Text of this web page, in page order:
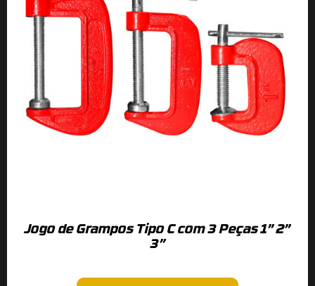
Jogo de Grampos Tipo C com 3 Peças 1” 2”
3”